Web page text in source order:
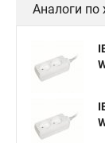
Аналоги по